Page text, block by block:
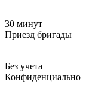
30 минут
Приезд бригады
Без учета
Конфиденциально